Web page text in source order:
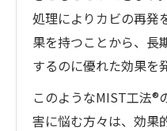
処理によりカビの再発
果を持つことから、長
するのに優れた効果を
このようなMIST工法®
害に悩む方々は、効果